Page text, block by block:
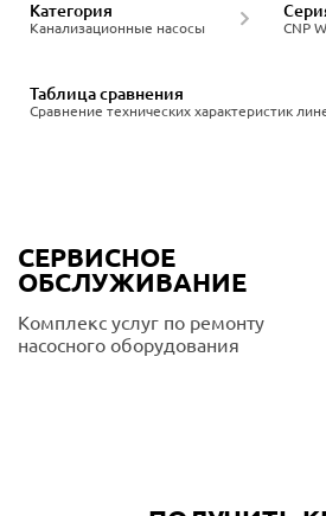
Канализационные насосы
Категория
CNP
Сравнение технических характеристик
Таблица сравнения
СЕРВИСНОЕ
ОБСЛУЖИВАНИЕ
Комплекс услуг по ремонту
насосного оборудования